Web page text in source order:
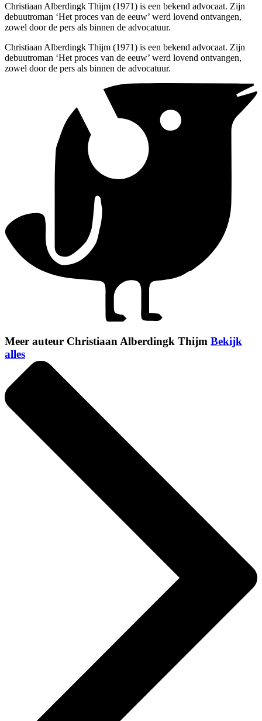
Christiaan Alberdingk Thijm (1971) is een bekend advocaat. Zijn
debuutroman ‘Het proces van de eeuw’ werd lovend ontvangen,
zowel door de pers als binnen de advocatuur.
Christiaan Alberdingk Thijm (1971) is een bekend advocaat. Zijn
debuutroman ‘Het proces van de eeuw’ werd lovend ontvangen,
zowel door de pers als binnen de advocatuur.
Meer auteur Christiaan Alberdingk Thijm Bekijk
alles